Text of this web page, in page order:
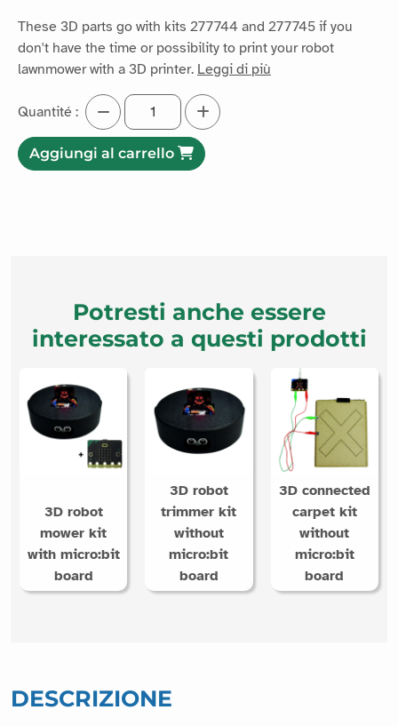
These 3D parts go with kits 277744 and 277745 if you
don't have the time or possibility to print your robot
lawnmower with a 3D printer. Leggi di più
Quantité :
Aggiungi al carrello
Potresti anche essere
interessato a questi prodotti
3D robot
mower kit
with micro:bit
board
3D robot
trimmer kit
without
micro:bit
board
3D connected
carpet kit
without
micro:bit
board
DESCRIZIONE